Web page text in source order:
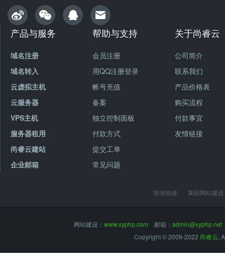
产品与服务
域名注册
域名转入
云虚拟主机
云服务器
VPS主机
服务器租用
尚睿云建站
企业邮箱
帮助与支持
会员注册
用QQ注册登录
帐号充值
备案
独立控制面板
付款方式
提交工单
常见问题
关于尚睿云
公司简介
联系我们
产品价格表
购买流程
付款事宜
友情链接
友情链接: 襄阳网站建设
网站建设： www.xyphp.com 邮箱： admin@xyphp.net
Copyright © 2009-2022 尚睿云,